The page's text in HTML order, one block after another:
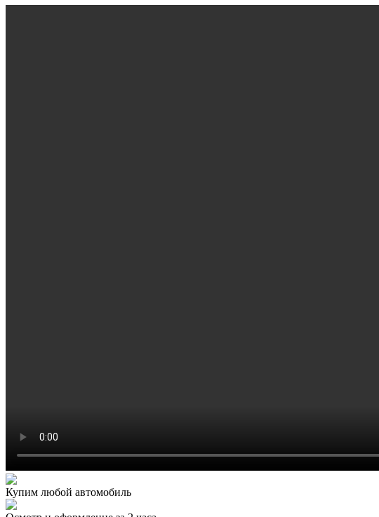
Купим любой автомобиль